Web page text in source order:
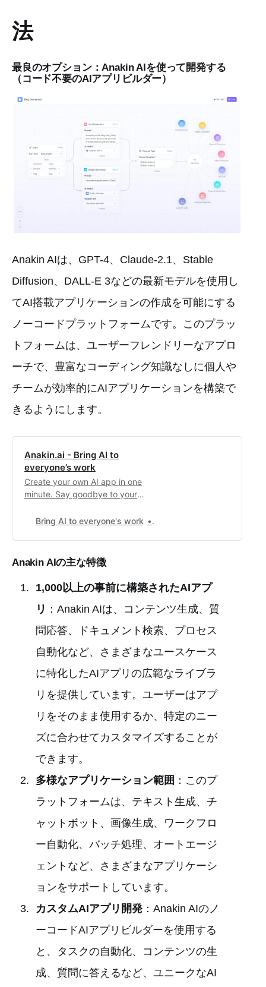
法
最良のオプション：Anakin AIを使って開発する
（コード不要のAIアプリビルダー）
Anakin AIは、GPT-4、Claude-2.1、Stable
Diffusion、DALL-E 3などの最新モデルを使用し
てAI搭載アプリケーションの作成を可能にする
ノーコードプラットフォームです。このプラッ
トフォームは、ユーザーフレンドリーなアプロ
ーチで、豊富なコーディング知識なしに個人や
チームが効率的にAIアプリケーションを構築で
きるようにします。
Anakin.ai - Bring AI to
everyone’s work
Create your own AI app in one
minute. Say goodbye to your
Bring AI to everyone's work
Anakin AIの主な特徴
1,000以上の事前に構築されたAIアプ
リ ：Anakin AIは、コンテンツ生成、質
問応答、ドキュメント検索、プロセス
自動化など、さまざまなユースケース
に特化したAIアプリの広範なライブラ
リを提供しています。ユーザーはアプ
リをそのまま使用するか、特定のニー
ズに合わせてカスタマイズすることが
できます。
多様なアプリケーション範囲 ：このプ
ラットフォームは、テキスト生成、チ
ャットボット、画像生成、ワークフロ
ー自動化、バッチ処理、オートエージ
ェントなど、さまざまなアプリケーシ
ョンをサポートしています。
カスタムAIアプリ開発：Anakin AIのノ
ーコードAIアプリビルダーを使用する
と、タスクの自動化、コンテンツの生
成、質問に答えるなど、ユニークなAI